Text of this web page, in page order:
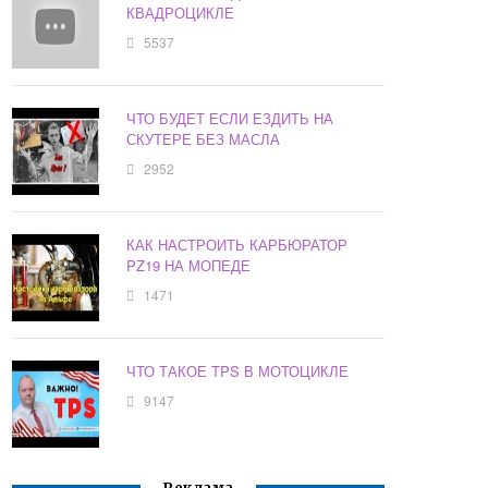
КВАДРОЦИКЛЕ
5537
ЧТО БУДЕТ ЕСЛИ ЕЗДИТЬ НА
СКУТЕРЕ БЕЗ МАСЛА
2952
КАК НАСТРОИТЬ КАРБЮРАТОР
PZ19 НА МОПЕДЕ
1471
ЧТО ТАКОЕ TPS В МОТОЦИКЛЕ
9147